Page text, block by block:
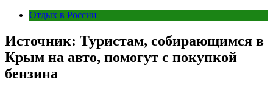
Отдых в России
Источник: Туристам, собирающимся в
Крым на авто, помогут с покупкой
бензина